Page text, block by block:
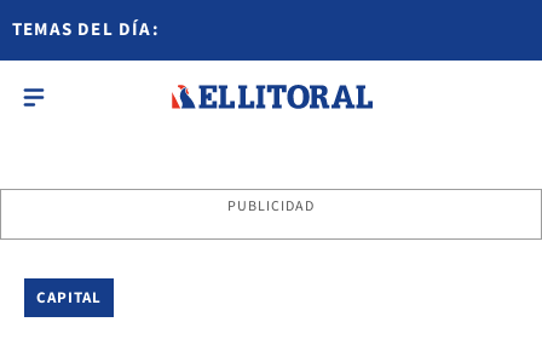
TEMAS DEL DÍA:
PUBLICIDAD
CAPITAL